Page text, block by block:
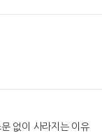
없이 사라지는 이유